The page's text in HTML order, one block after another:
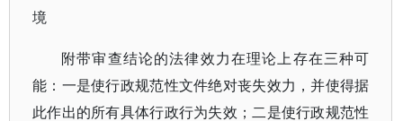
境
附带审查结论的法律效力在理论上存在三种可
能：一是使行政规范性文件绝对丧失效力，并使得据
此作出的所有具体行政行为失效；二是使行政规范性